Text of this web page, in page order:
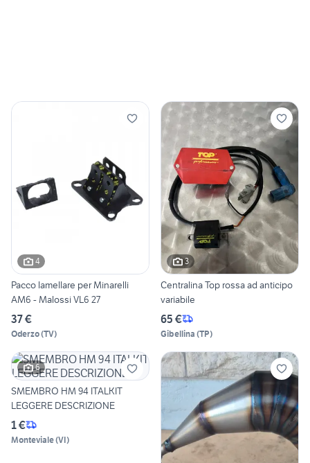
4
Pacco lamellare per Minarelli
AM6 - Malossi VL6 27
37 €
Oderzo(TV)
3
Centralina Top rossa ad anticipo
variabile
65 €
Gibellina (TP)
6
SMEMBRO HM 94 ITALKIT
LEGGERE DESCRIZIONE
1 €
Monteviale(VI)